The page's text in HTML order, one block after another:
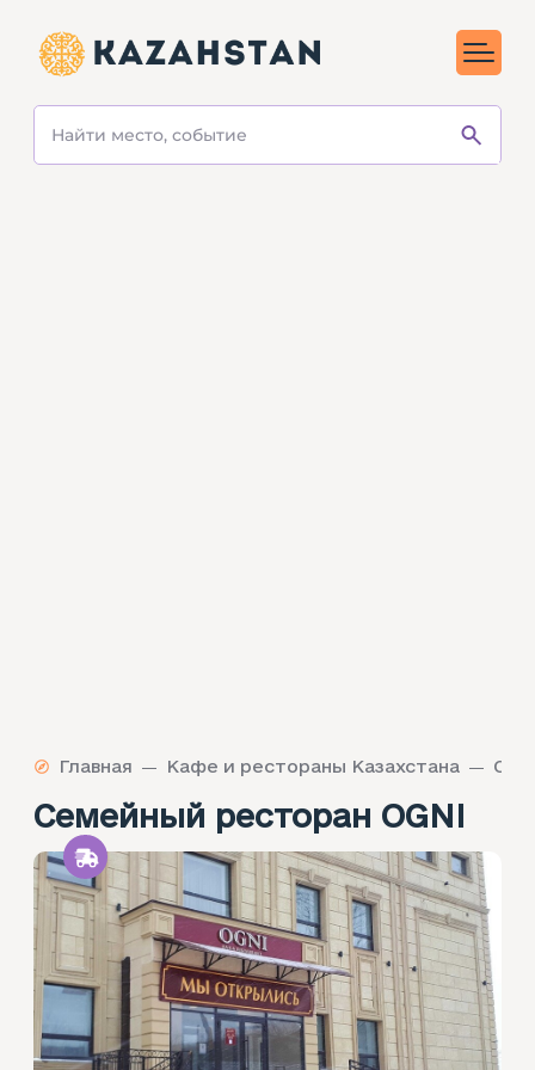
Семейный ресторан OGNI
Главная Кафе и рестораны Казахстана